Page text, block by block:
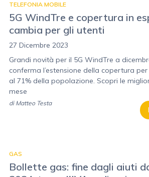
TELEFONIA MOBILE
5G WindTre e copertura in
cambia per gli utenti
27 Dicembre 2023
Grandi novità per il 5G WindTre a
conferma l’estensione della copertura
al 71% della popolazione. Scopri le
mese
di Matteo Testa
GAS
Bollette gas: fine dagli aiuti